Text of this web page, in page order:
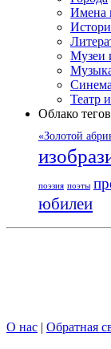
Имена
Музеи
Театр
Облако тегов
«Золотой
поэзия поэты
юбилеи
О нас | Обратная